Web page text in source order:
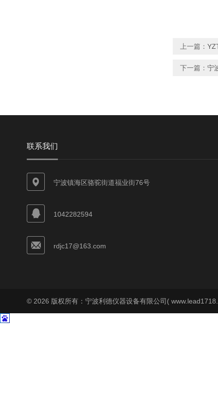
上一篇：
下一篇： 宁
联系我们
宁波镇海区骆驼街道福业街76号
1042282594
rdjc17@163.com
© 2026 版权所有：宁波利德仪器设备有限公司(